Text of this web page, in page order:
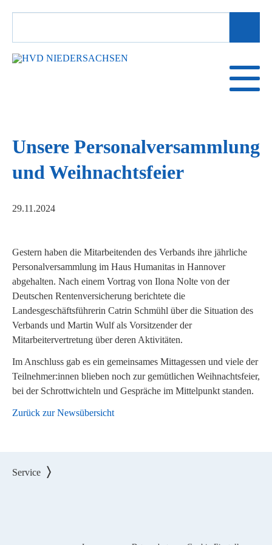
SUCHBEGRIFFE
Unsere Personalversammlung
und Weihnachtsfeier
29.11.2024
Gestern haben die Mitarbeitenden des Verbands ihre jährliche
Personalversammlung im Haus Humanitas in Hannover
abgehalten. Nach einem Vortrag von Ilona Nolte von der
Deutschen Rentenversicherung berichtete die
Landesgeschäftsführerin Catrin Schmühl über die Situation des
Verbands und Martin Wulf als Vorsitzender der
Mitarbeitervertretung über deren Aktivitäten.
Im Anschluss gab es ein gemeinsames Mittagessen und viele der
Teilnehmer:innen blieben noch zur gemütlichen Weihnachtsfeier,
bei der Schrottwichteln und Gespräche im Mittelpunkt standen.
Zurück zur Newsübersicht
Service